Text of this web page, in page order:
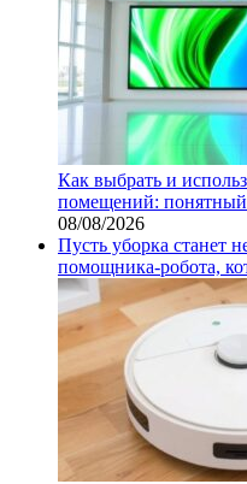
Как выбрать и
помещений: понятный
08/08/2026
Пусть уборка станет
помощника‑робота,